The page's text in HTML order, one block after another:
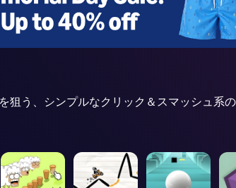
う、シンプルなクリック＆スマッシュ系の